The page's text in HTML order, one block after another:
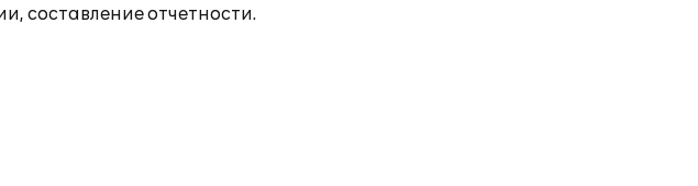
составление отчетности.